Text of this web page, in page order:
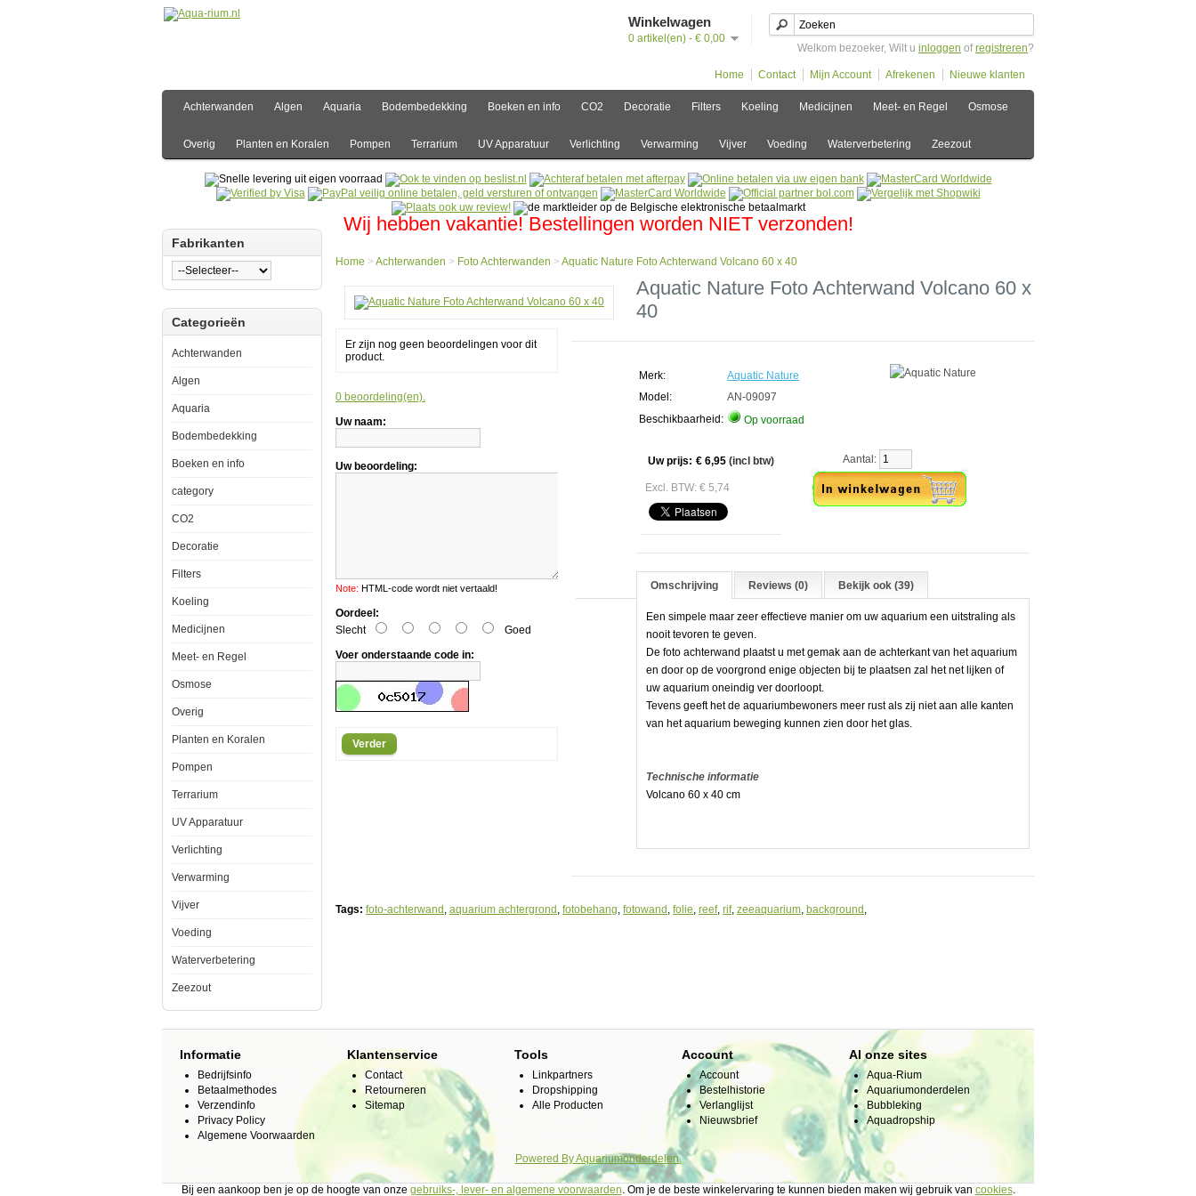
Winkelwagen
0 artikel(en) - € 0,00
Welkom bezoeker, Wilt u inloggen ofregistreren?
Home Contact Mijn Account Afrekenen Nieuwe klanten
Achterwanden Algen Aquaria Bodembedekking Boeken en info CO2 Decoratie Filters Koeling Medicijnen Meet- en Regel Osmose
Overig Planten en Koralen Pompen Terrarium UV Apparatuur Verlichting Verwarming Vijver Voeding Waterverbetering Zeezout
Wij hebben vakantie! Bestellingen worden NIET verzonden!
Fabrikanten
Categorieën
Achterwanden
Algen
Aquaria
Bodembedekking
Boeken en info
category
CO2
Decoratie
Filters
Koeling
Medicijnen
Meet- en Regel
Osmose
Overig
Planten en Koralen
Pompen
Terrarium
UV Apparatuur
Verlichting
Verwarming
Vijver
Voeding
Waterverbetering
Zeezout
Achterwanden
Achterwanden
Aquatic
Achterwand
60
40
Achterwand
Volcano
60
x
40
simpele
maar
zeer
geven.
achterkant
het
aquarium
door
voorgrond
te
plaatsen
Home > Achterwanden > Foto Achterwanden > Aquatic Nature Foto Achterwand Volcano 60 x 40
Er zijn nog geen beoordelingen voor dit
product.
0 beoordeling(en).
Uw naam:
Uw beoordeling:
Note: HTML-code wordt niet vertaald!
Oordeel:
Slecht
Goed
Voer onderstaande code in:
Verder
Aquatic Nature Foto Achterwand Volcano 60 x
40
Merk:
Aquatic Nature
Model:
AN-09097
Beschikbaarheid:
Op voorraad
Uw prijs: € 6,95 (incl btw)
Excl. BTW: € 5,74
Aantal:
Omschrijving Reviews (0) Bekijk ook (39)
Een simpele maar zeer effectieve manier om uw aquarium een uitstraling als
nooit tevoren te geven.
De foto achterwand plaatst u met gemak aan de achterkant van het aquarium
en door op de voorgrond enige objecten bij te plaatsen zal het net lijken of
uw aquarium oneindig ver doorloopt.
Tevens geeft het de aquariumbewoners meer rust als zij niet aan alle kanten
van het aquarium beweging kunnen zien door het glas.
Technische informatie
Volcano 60 x 40 cm
Tags: foto-achterwand , aquarium achtergrond , fotobehang, fotowand , folie, reef, rif, zeeaquarium, background ,
Informatie
Bedrijfsinfo
Betaalmethodes
Verzendinfo
Privacy Policy
Algemene Voorwaarden
Klantenservice
Contact
Retourneren
Sitemap
Tools
Linkpartners
Dropshipping
Alle Producten
Account
Account
Bestelhistorie
Verlanglijst
Nieuwsbrief
Al onze sites
Aqua-Rium
Aquariumonderdelen
Bubbleking
Aquadropship
Powered ByAquariumonderdelen.
Bij een aankoop ben je op de hoogte van onze gebruiks-, lever- en algemene voorwaarden. Om je de beste winkelervaring te kunnen bieden maken wij gebruik van cookies.